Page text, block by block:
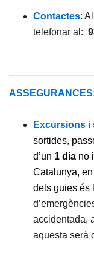
Contactes:
telefonar al:
Excursions i
sortides,
d’un 1 dia no
Catalunya, en
dels guies és
accidentada,
aquesta serà